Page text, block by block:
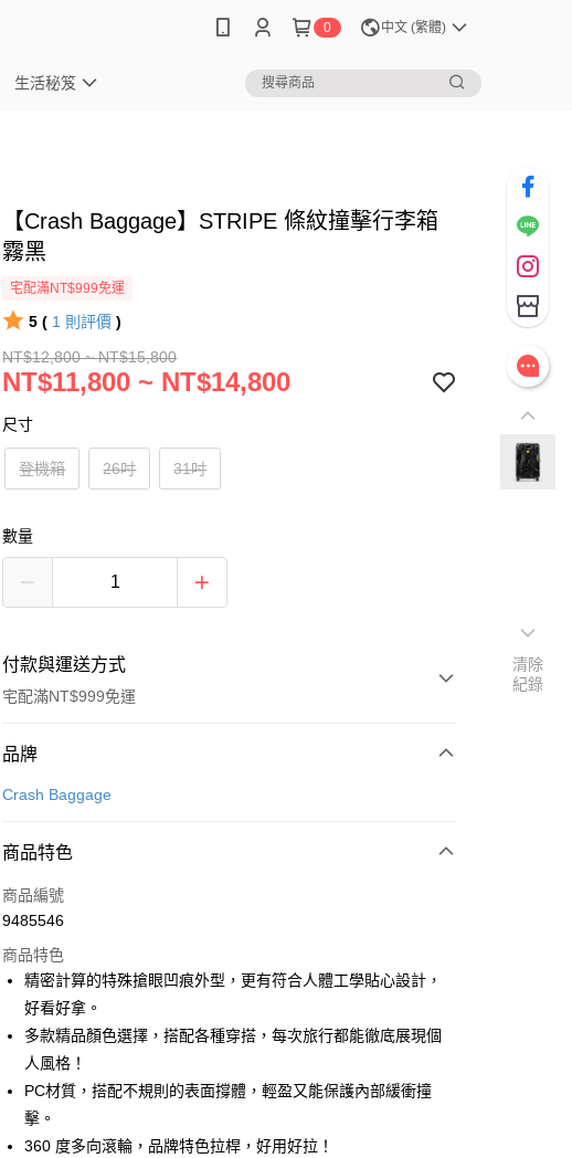
0 中文 (繁體)
生活秘笈
【Crash Baggage】STRIPE 條紋撞擊行李箱
霧黑
宅配滿NT$999免運
5 ( 1 則評價 )
NT$12,800 ~ NT$15,800
NT$11,800 ~ NT$14,800
尺寸
登機箱 26吋 31吋
數量
付款與運送方式
宅配滿NT$999免運
付款方式
信用卡一次付款
合作金庫商業銀行
華南商業銀行
上海商業儲蓄銀行
國泰世華商業銀行
兆豐國際商業銀行
臺灣中小企業銀行
聯邦商業銀行
遠東國際商業銀行
元大商業銀行
玉山商業銀行
星展（台灣）商業銀行
台新國際商業銀行
台灣樂天信用卡公司
6 期 0 利率 每期
華南商業銀行
上海商業儲蓄銀行
台北富邦商業銀行
國泰世華商業銀行
臺灣中小企業銀行
台中商業銀行
匯豐（台灣）商業銀行
元大商業銀行
永豐商業銀行
玉山商業銀行
台新國際商業銀行
中國信託商業銀行
即享券
LINE Pay
Apple Pay
街口支付
Google Pay
ATM付款
品牌
Crash Baggage
商品特色
商品編號
9485546
商品特色
精密計算的特殊搶眼凹痕外型，更有符合人體工學貼心設計，
好看好拿。
多款精品顏色選擇，搭配各種穿搭，每次旅行都能徹底展現個
人風格！
PC材質，搭配不規則的表面撐體，輕盈又能保護內部緩衝撞
擊。
360 度多向滾輪，品牌特色拉桿，好用好拉！
清除
紀錄